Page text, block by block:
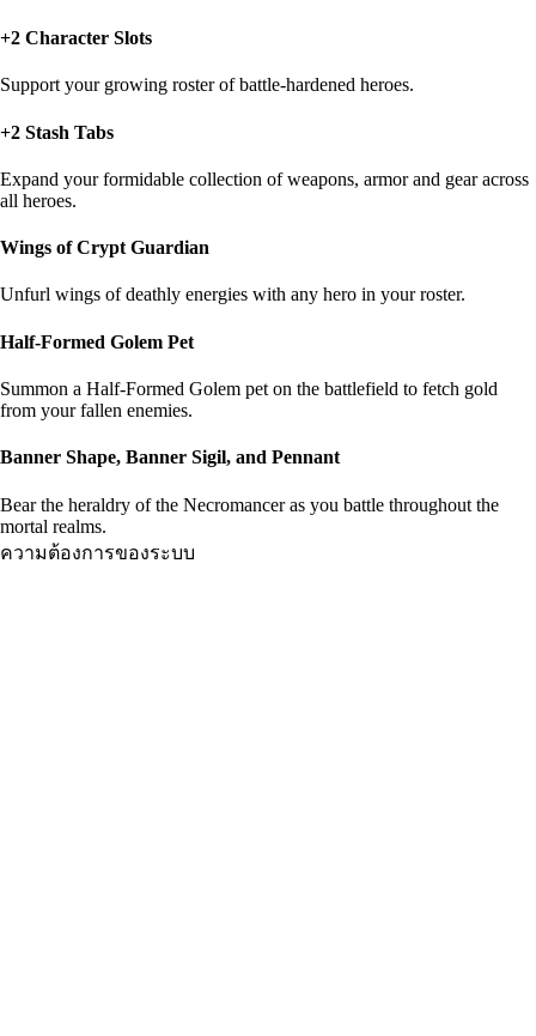
+2 Character Slots
Support your growing roster of battle-hardened heroes.
+2 Stash Tabs
Expand your formidable collection of weapons, armor and gear across
all heroes.
Wings of Crypt Guardian
Unfurl wings of deathly energies with any hero in your roster.
Half-Formed Golem Pet
Summon a Half-Formed Golem pet on the battlefield to fetch gold
from your fallen enemies.
Banner Shape, Banner Sigil, and Pennant
Bear the heraldry of the Necromancer as you battle throughout the
mortal realms.
ความต้องการของระบบ